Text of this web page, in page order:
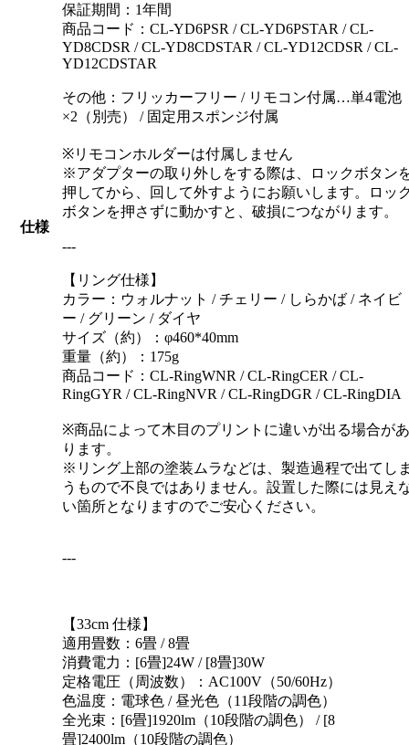
仕様
保証期間：1年間
商品コード：CL-YD6PSR / CL-YD6PSTAR / CL-
YD8CDSR / CL-YD8CDSTAR / CL-YD12CDSR / CL-
YD12CDSTAR
その他：フリッカーフリー / リモコン付属…単4電池
×2（別売） / 固定用スポンジ付属
※リモコンホルダーは付属しません
※アダプターの取り外しをする際は、ロックボタン
押してから、回して外すようにお願いします。ロッ
ボタンを押さずに動かすと、破損につながります。
---
【リング仕様】
カラー：ウォルナット / チェリー / しらかば / ネイビ
ー / グリーン / ダイヤ
サイズ（約）：φ460*40mm
重量（約）：175g
商品コード：CL-RingWNR / CL-RingCER / CL-
RingGYR / CL-RingNVR / CL-RingDGR / CL-RingDIA
※商品によって木目のプリントに違いが出る場合があ
ります。
※リング上部の塗装ムラなどは、製造過程で出てし
うもので不良ではありません。設置した際には見え
い箇所となりますのでご安心ください。
---
【33cm 仕様】
適用畳数：6畳 / 8畳
消費電力：[6畳]24W / [8畳]30W
定格電圧（周波数）：AC100V（50/60Hz）
色温度：電球色 / 昼光色（11段階の調色）
全光束：[6畳]1920lm（10段階の調色） / [8
畳]2400lm（10段階の調色）